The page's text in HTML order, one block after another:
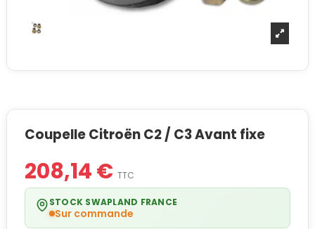
Coupelle Citroën C2 / C3 Avant fixe
208,14 € TTC
STOCK SWAPLAND FRANCE
Sur commande